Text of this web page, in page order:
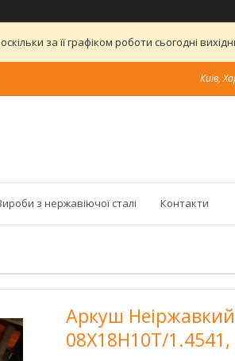
за її графіком роботи сьогодні
Київ,
з нержавіючої сталі Контакти
Аркуш
08X18H10Т/